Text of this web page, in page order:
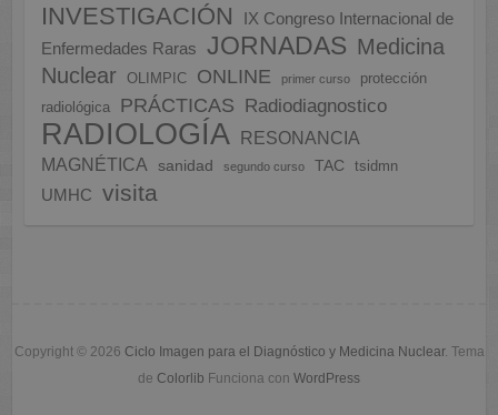
INVESTIGACIÓN
IX Congreso Internacional de
Enfermedades Raras
JORNADAS Medicina
Nuclear
OLIMPIC ONLINE primer curso
protección
radiológica
PRÁCTICAS Radiodiagnostico
RADIOLOGÍA
RESONANCIA
MAGNÉTICA
sanidad segundo curso TAC tsidmn
UMHC visita
Copyright © 2026 Ciclo Imagen para el Diagnóstico y Medicina Nuclear. Tema
de Colorlib Funciona con WordPress